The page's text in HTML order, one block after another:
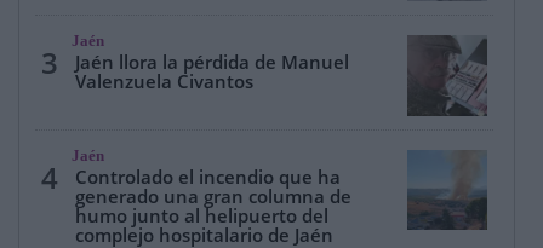
3
Jaén
Jaén llora la pérdida de Manuel
Valenzuela Civantos
4
Jaén
Controlado el incendio que ha
generado una gran columna de
humo junto al helipuerto del
complejo hospitalario de Jaén